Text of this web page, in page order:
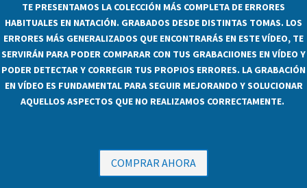
TE PRESENTAMOS LA COLECCIÓN MÁS COMPLETA DE ERRORES
HABITUALES EN NATACIÓN. GRABADOS DESDE DISTINTAS TOMAS. LOS
ERRORES MÁS GENERALIZADOS QUE ENCONTRARÁS EN ESTE VÍDEO, TE
SERVIRÁN PARA PODER COMPARAR CON TUS GRABACIIONES EN VÍDEO Y
PODER DETECTAR Y CORREGIR TUS PROPIOS ERRORES. LA GRABACIÓN
EN VÍDEO ES FUNDAMENTAL PARA SEGUIR MEJORANDO Y SOLUCIONAR
AQUELLOS ASPECTOS QUE NO REALIZAMOS CORRECTAMENTE.
COMPRAR AHORA